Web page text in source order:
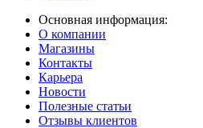
Основная информация:
О компании
Магазины
Контакты
Карьера
Новости
Полезные статьи
Отзывы клиентов